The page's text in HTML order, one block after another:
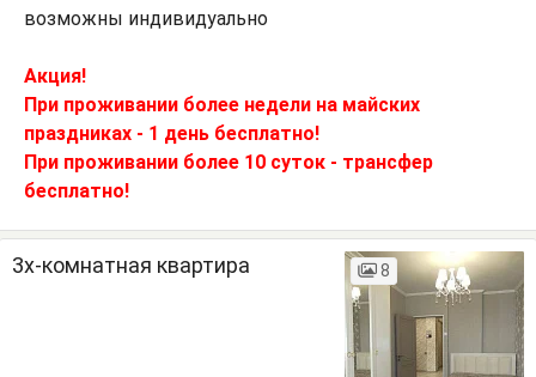
возможны индивидуально
Акция!
При проживании более недели на майских
праздниках - 1 день бесплатно!
При проживании более 10 суток - трансфер
бесплатно!
3х-комнатная квартира 8